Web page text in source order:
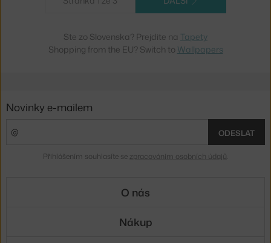
Ste zo Slovenska? Prejdite na Tapety
Shopping from the EU? Switch to Wallpapers
Novinky e-mailem
ODESLAT
Přihlášením souhlasíte se zpracováním osobních údajů
O nás
Nákup